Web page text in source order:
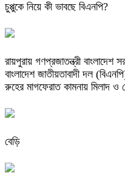
চুপ্পুকে নিয়ে কী ভাবছে বিএনপি?
রায়পুরায় গণপ্রজাতন্ত্রী বাংলাদেশ
বাংলাদেশ জাতীয়তাবাদী দল
রুহের মাগফেরাত কামনায় মিলাদ ও
বেড়ি